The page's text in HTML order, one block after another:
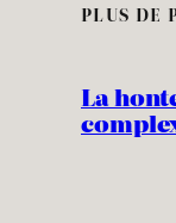
PLUS DE
La